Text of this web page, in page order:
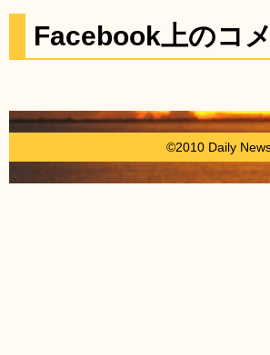
Facebook上のコ
©2010 Daily